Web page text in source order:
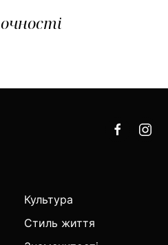
Культура
Стиль життя